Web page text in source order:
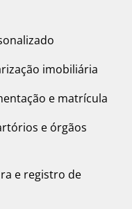
imobiliária
e matrícula
e órgãos
e registro de